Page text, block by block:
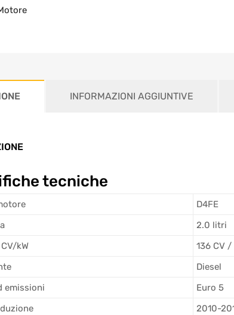
INFORMAZIONI AGGIUNTIVE
tecniche
D4FE
2.0 litri
kW
136 CV /
Diesel
emissioni
Euro 5
2010-